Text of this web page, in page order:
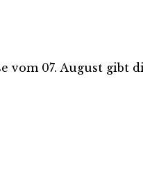
vom 07. August gibt